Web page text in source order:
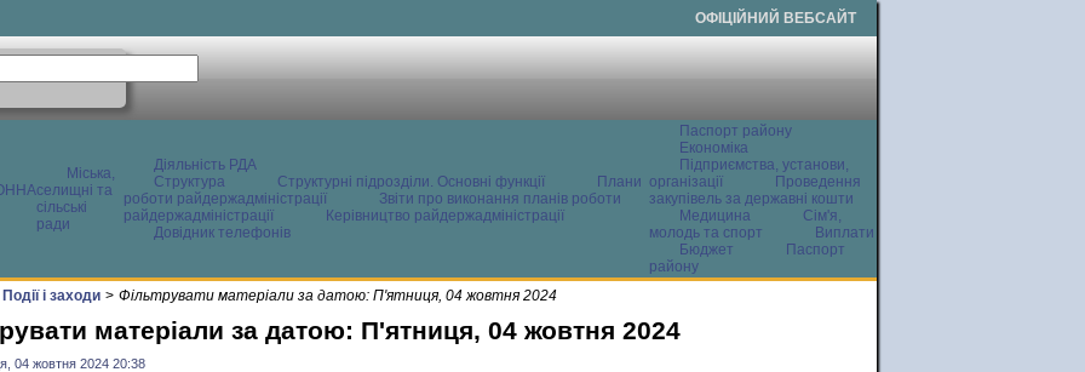
ОФІЦІЙНИЙ ВЕБСАЙТ
Міська,
селищні та
сільські
ради
Діяльність РДА
Структура
Структурні підрозділи. Основні функції
Плани
роботи райдержадміністрації
Звіти про виконання планів роботи
райдержадміністрації
Керівництво райдержадміністрації
Довідник телефонів
Паспорт району
Економіка
Підприємства, установи,
організації
Проведення
закупівель за державні кошти
Медицина
Сім'я,
молодь та спорт
Виплати
Бюджет
Паспорт
району
Події і заходи > Фільтрувати матеріали за датою: П'ятниця, 04 жовтня 2024
матеріали за датою: П'ятниця, 04 жовтня 2024
04 жовтня 2024 20:38